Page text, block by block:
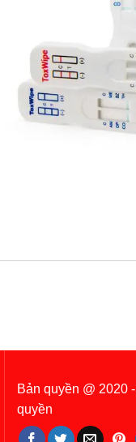
Bản quyền @ 2020 -
quyền